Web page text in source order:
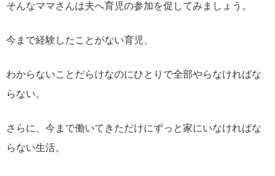
そんなママさんは夫へ育児の参加を促してみましょう。
今まで経験したことがない育児、
わからないことだらけなのにひとりで全部やらなければな
らない。
さらに、今まで働いてきただけにずっと家にいなければな
らない生活。